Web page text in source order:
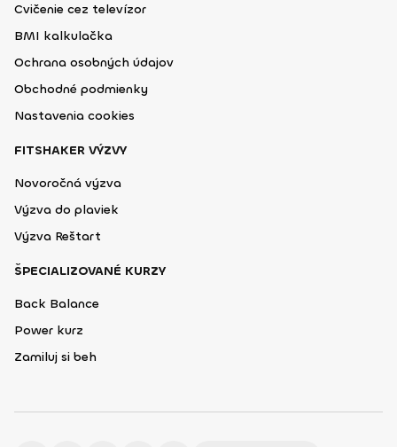
Cvičenie cez televízor
BMI kalkulačka
Ochrana osobných údajov
Obchodné podmienky
Nastavenia cookies
FITSHAKER VÝZVY
Novoročná výzva
Výzva do plaviek
Výzva Reštart
ŠPECIALIZOVANÉ KURZY
Back Balance
Power kurz
Zamiluj si beh